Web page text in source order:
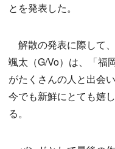
とを発表した。
解散の発表に際して
颯太（G/Vo）は、「福
がたくさんの人と出会
今でも新鮮にとても嬉
る。